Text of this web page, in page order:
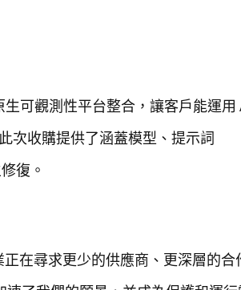
可觀測性平台整合，讓客戶能運用
次收購提供了涵蓋模型、提示詞
復。
正在尋求更少的供應商、更深層的合